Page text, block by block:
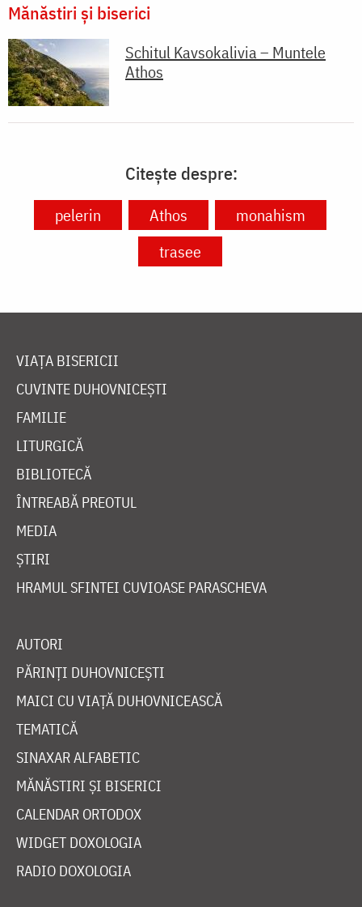
Mănăstiri și biserici
Schitul Kavsokalivia – Muntele
Athos
Citește despre:
pelerin Athos
monahism
trasee
VIAȚA BISERICII
CUVINTE DUHOVNICEȘTI
FAMILIE
LITURGICĂ
BIBLIOTECĂ
ÎNTREABĂ PREOTUL
MEDIA
ȘTIRI
HRAMUL SFINTEI CUVIOASE PARASCHEVA
AUTORI
PĂRINȚI DUHOVNICEȘTI
MAICI CU VIAȚĂ DUHOVNICEASCĂ
TEMATICĂ
SINAXAR ALFABETIC
MĂNĂSTIRI ȘI BISERICI
CALENDAR ORTODOX
WIDGET DOXOLOGIA
RADIO DOXOLOGIA